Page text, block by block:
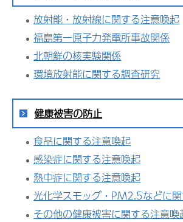
放射能・放射線に関する注意喚起
福島第一原子力発電所事故関係
北朝鮮の核実験関係
環境放射能に関する調査研究
健康被害の防止
食品に関する注意喚起
感染症に関する注意喚起
熱中症に関する注意喚起
光化学スモッグ・PM2.5などに
その他の健康被害に関する注意喚